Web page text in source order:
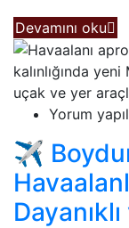
Devamını oku
Yorum
✈️